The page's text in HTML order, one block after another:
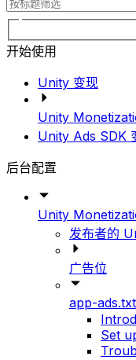
开始使用
Unity 变现
Unity
Unity Ads SDK
后台配置
Unity
发布者的
广告位
app-
Set